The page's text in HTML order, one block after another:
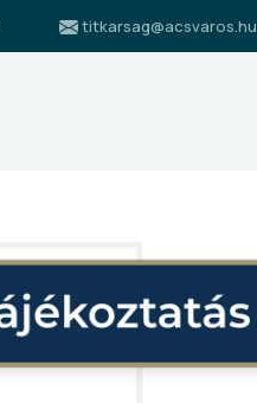
titkarsag@acsvaros.hu